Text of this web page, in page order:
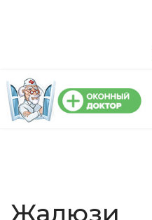
Жалюзи